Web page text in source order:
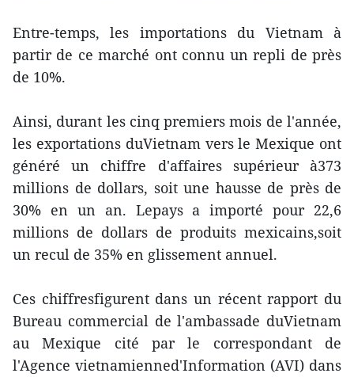
Entre-temps, les importations du Vietnam à
partir de ce marché ont connu un repli de près
de 10%.
Ainsi, durant les cinq premiers mois de l'année,
les exportations duVietnam vers le Mexique ont
généré un chiffre d'affaires supérieur à373
millions de dollars, soit une hausse de près de
30% en un an. Lepays a importé pour 22,6
millions de dollars de produits mexicains,soit
un recul de 35% en glissement annuel.
Ces chiffresfigurent dans un récent rapport du
Bureau commercial de l'ambassade duVietnam
au Mexique cité par le correspondant de
l'Agence vietnamienned'Information (AVI) dans